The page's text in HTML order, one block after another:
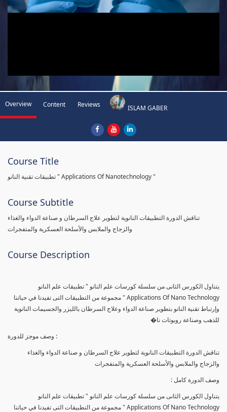
Overview Content Reviews ISLAM GABER
Course Title
تطبيقات تقنية النانو " Applications Of Nanotechnology "
Course Subtitle
تناقش الدورة التطبيقات النانوية لتطوير علاج السرطان و صناعة الدواء والغذاء
والزجاج والملابس والأسلحة العسكرية والمتفجرات
Course Description
يتناول الكورس الثانى من سلسلة كورسات علم النانو " تطبيقات علم النانو
Applications Of Nano Technology " مجموعة من التطبيقات التى تفيدنا في حياتنا
وإرتباط تقنية النانو بتطوير صناعة الدواء وعلاج السرطان بالليزر والجسيمات النانوية
للذهب وصناعة روبوتات نا�
وصف موجز للدورة :
تناقش الدورة التطبيقات النانوية لتطوير علاج السرطان و صناعة الدواء والغذاء
والزجاج والملابس والأسلحة العسكرية والمتفجرات
وصف الدورة كامل :
يتناول الكورس الثانى من سلسلة كورسات علم النانو " تطبيقات علم النانو
Applications Of Nano Technology " مجموعة من التطبيقات التى تفيدنا في حياتنا